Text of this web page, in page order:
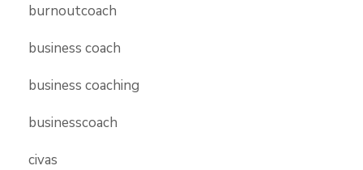
burnoutcoach
business coach
business coaching
businesscoach
civas